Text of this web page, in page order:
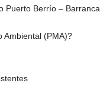
Puerto Berrío –
Ambiental (PMA)?